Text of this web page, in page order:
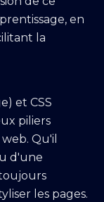
en
la
et CSS
piliers
Qu'il
d'une
les pages.